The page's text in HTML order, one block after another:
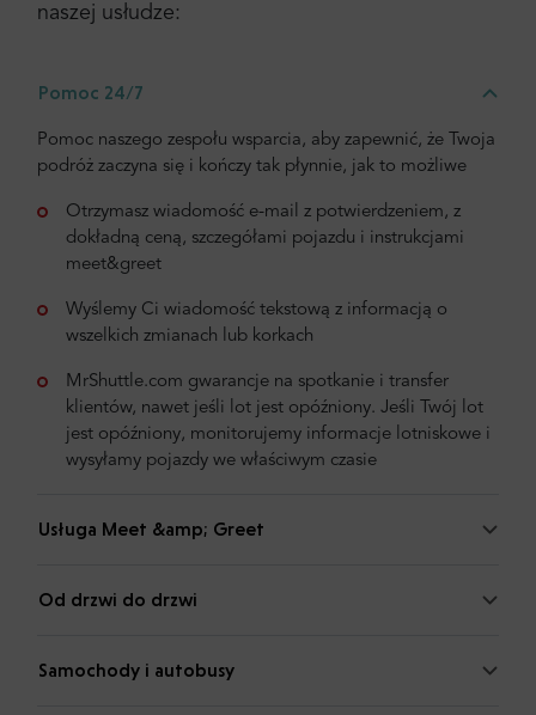
naszej usłudze:
Pomoc 24/7
Pomoc naszego zespołu wsparcia, aby zapewnić, że Twoja
podróż zaczyna się i kończy tak płynnie, jak to możliwe
Otrzymasz wiadomość e-mail z potwierdzeniem, z
dokładną ceną, szczegółami pojazdu i instrukcjami
meet&greet
Wyślemy Ci wiadomość tekstową z informacją o
wszelkich zmianach lub korkach
MrShuttle.com gwarancje na spotkanie i transfer
klientów, nawet jeśli lot jest opóźniony. Jeśli Twój lot
jest opóźniony, monitorujemy informacje lotniskowe i
wysyłamy pojazdy we właściwym czasie
Usługa Meet &amp; Greet
Od drzwi do drzwi
Samochody i autobusy